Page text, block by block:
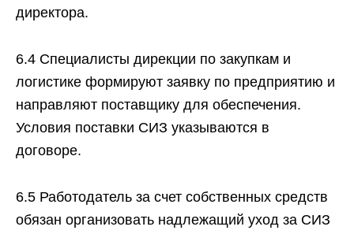
директора.
6.4 Специалисты дирекции по закупкам и
логистике формируют заявку по предприятию и
направляют поставщику для обеспечения.
Условия поставки СИЗ указываются в
договоре.
6.5 Работодатель за счет собственных средств
обязан организовать надлежащий уход за СИЗ